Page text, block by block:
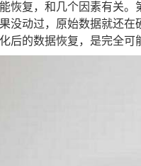
恢复，和几个因素有关
没动过，原始数据就还
后的数据恢复，是完全